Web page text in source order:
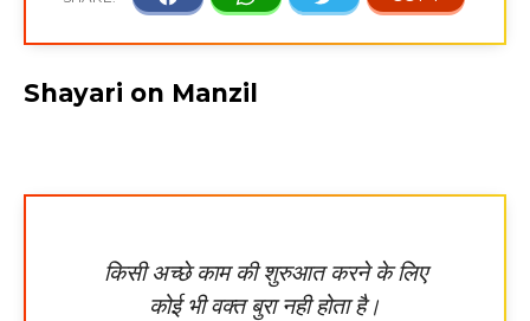
Shayari on Manzil
किसी अच्छे काम की शुरुआत करने के लिए
कोई भी वक्त बुरा नही होता है।